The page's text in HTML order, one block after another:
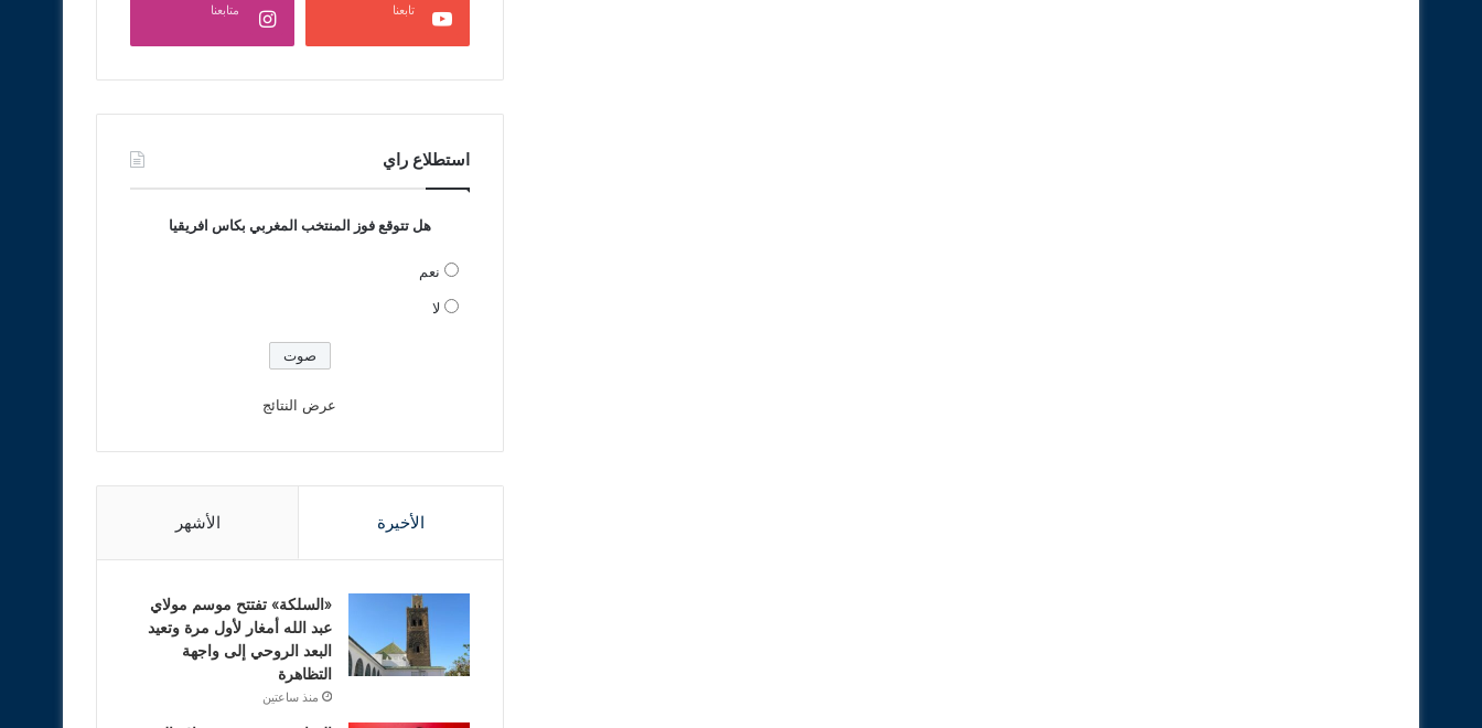
تابعنا متابعنا
استطلاع راي
هل تتوقع فوز المنتخب المغربي بكاس افريقيا
نعم
لا
عرض النتائج
الأخيرة الأشهر
«السلكة» تفتتح موسم مولاي
عبد الله أمغار لأول مرة وتعيد
البعد الروحي إلى واجهة
التظاهرة
منذ ساعتين